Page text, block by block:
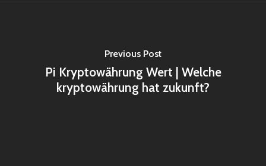
Previous Post
Pi Kryptowährung Wert | Welche
kryptowährung hat zukunft?